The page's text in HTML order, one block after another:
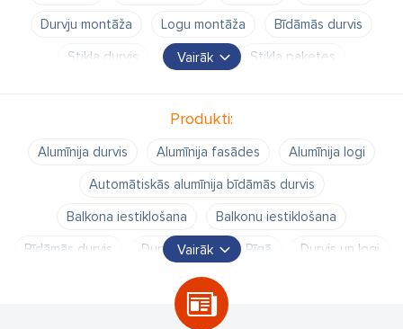
Durvju montāža Logu montāža
Bīdāmās durvis
Stikla durvis
Palodzes
Stikla paketes
Vairāk
Produkti:
Alumīnija durvis Alumīnija fasādes
Alumīnija logi
Automātiskās alumīnija bīdāmās durvis
Balkona iestiklošana
Balkonu iestiklošana
Bīdāmās durvis
Durvis Durvis Rīgā
Durvis un logi
Durvju ražošana
Lodžiju iestiklošana
Vairāk